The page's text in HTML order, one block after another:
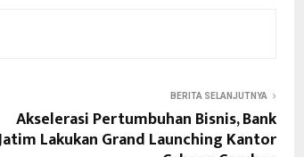
BERITA SELANJUTNYA
Akselerasi Pertumbuhan Bisnis, Bank
Lakukan Grand Launching Kantor